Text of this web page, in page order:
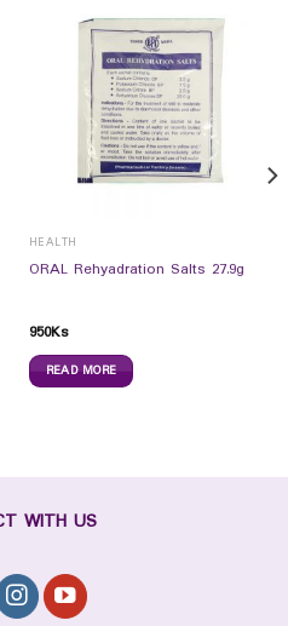
HEALTH
ORAL Rehyadration Salts 27.9g
950Ks
READ MORE
WITH US